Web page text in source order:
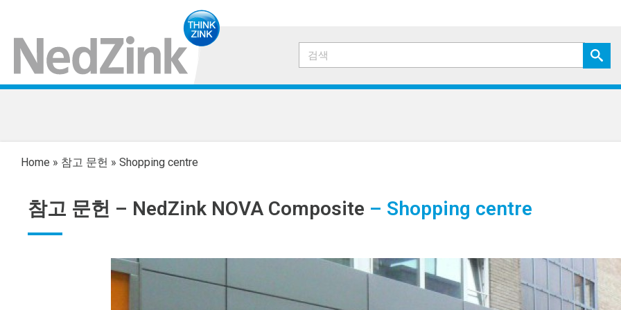
Home » 참고 문헌 » Shopping centre
참고 문헌 – NedZink NOVA Composite – Shopping centre